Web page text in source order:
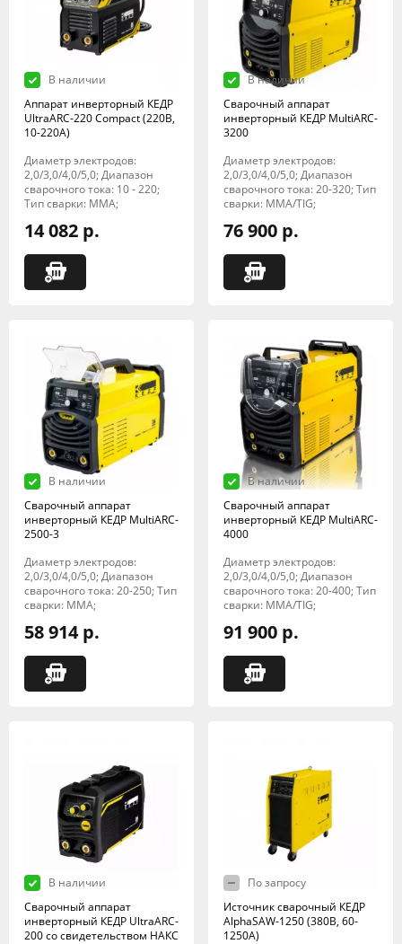
В наличии
Аппарат инверторный КЕДР
UltraARC-220 Compact (220В,
10-220А)
Диаметр электродов:
2,0/3,0/4,0/5,0; Диапазон
сварочного тока: 10 - 220;
Тип сварки: MMA;
14 082 р.
В наличии
Сварочный аппарат
инверторный КЕДР MultiARC-
3200
Диаметр электродов:
2,0/3,0/4,0/5,0; Диапазон
сварочного тока: 20-320; Тип
сварки: MMA/TIG;
76 900 р.
В наличии
Сварочный аппарат
инверторный КЕДР MultiARC-
2500-3
Диаметр электродов:
2,0/3,0/4,0/5,0; Диапазон
сварочного тока: 20-250; Тип
сварки: MMA;
58 914 р.
В наличии
Сварочный аппарат
инверторный КЕДР MultiARC-
4000
Диаметр электродов:
2,0/3,0/4,0/5,0; Диапазон
сварочного тока: 20-400; Тип
сварки: MMA/TIG;
91 900 р.
В наличии
Сварочный аппарат
инверторный КЕДР UltraARC-
200 со свидетельством НАКС
По запросу
Источник сварочный КЕДР
AlphaSAW-1250 (380В, 60-
1250А)